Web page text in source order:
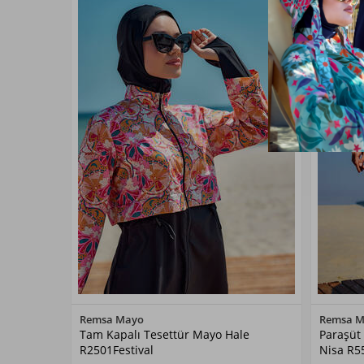
Hale01
Remsa Mayo
Tam Kapalı Tesettür Mayo Hale
R2501Festival
Remsa
Nisa